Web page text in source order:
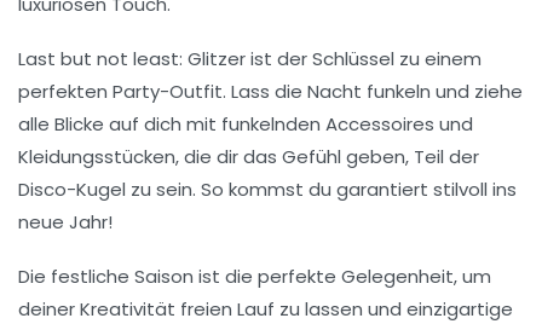
Last but not least: Glitzerist der Schlüssel zu einem
perfekten Party-Outfit. Lass die Nacht funkeln und ziehe
alle Blicke auf dich mit funkelnden Accessoires und
Kleidungsstücken, die dir das Gefühl geben, Teil der
Disco-Kugel zu sein. So kommst du garantiert stilvoll ins
neue Jahr!
Die festliche Saison ist die perfekte Gelegenheit, um
deiner Kreativität freien Lauf zu lassen und einzigartige